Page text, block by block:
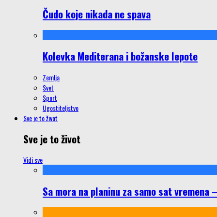
Čudo koje nikada ne spava
Kolevka Mediterana i božanske lepote
Zemlja
Svet
Sport
Ugostiteljstvo
Sve je to život
Sve je to život
Vidi sve
Sa mora na planinu za samo sat vremena